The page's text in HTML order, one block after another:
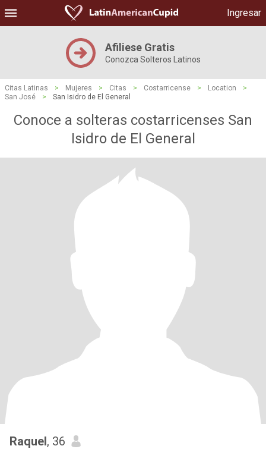
Ingresar
Afiliese Gratis
Conozca Solteros Latinos
Citas Latinas > Mujeres > Citas > Costarricense > Location
>
San José
> San Isidro de El General
Conoce a solteras costarricenses San
Isidro de El General
Raquel, 36